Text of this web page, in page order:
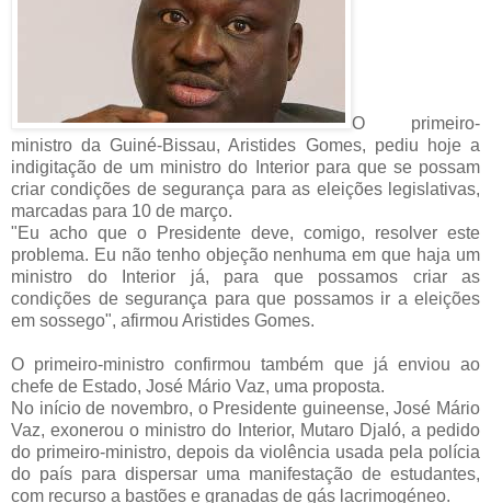
O primeiro-
ministro da Guiné-Bissau, Aristides Gomes, pediu hoje a
indigitação de um ministro do Interior para que se possam
criar condições de segurança para as eleições legislativas,
marcadas para 10 de março.
"Eu acho que o Presidente deve, comigo, resolver este
problema. Eu não tenho objeção nenhuma em que haja um
ministro do Interior já, para que possamos criar as
condições de segurança para que possamos ir a eleições
em sossego", afirmou Aristides Gomes.
O primeiro-ministro confirmou também que já enviou ao
chefe de Estado, José Mário Vaz, uma proposta.
No início de novembro, o Presidente guineense, José Mário
Vaz, exonerou o ministro do Interior, Mutaro Djaló, a pedido
do primeiro-ministro, depois da violência usada pela polícia
do país para dispersar uma manifestação de estudantes,
com recurso a bastões e granadas de gás lacrimogéneo.